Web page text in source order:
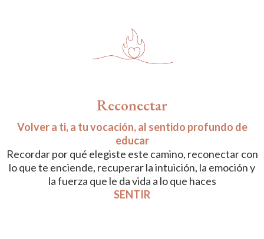
Reconectar
Volver a ti, a tu vocación, al sentido profundo de
educar
Recordar por qué elegiste este camino, reconectar con
lo que te enciende, recuperar la intuición, la emoción y
la fuerza que le da vida a lo que haces
SENTIR